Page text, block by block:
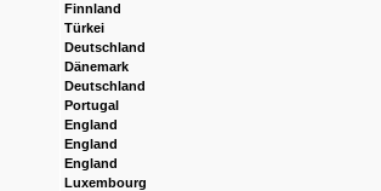
Finnland
Türkei
Deutschland
Dänemark
Deutschland
Portugal
England
England
England
Luxembourg